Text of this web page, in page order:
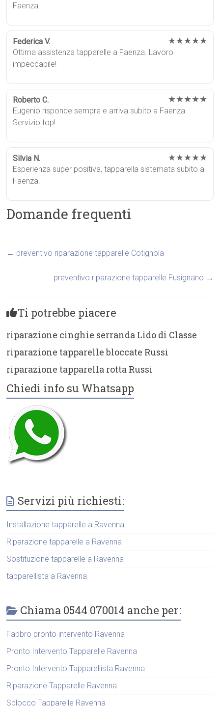
Faenza.
Federica V. ★★★★★
Ottima assistenza tapparelle a Faenza. Lavoro
impeccabile!
Roberto C. ★★★★★
Eugenio risponde sempre e arriva subito a Faenza.
Servizio top!
Silvia N. ★★★★★
Esperienza super positiva, tapparella sistemata subito a
Faenza.
Domande frequenti
← preventivo riparazione tapparelle Cotignola
preventivo riparazione tapparelle Fusignano →
Ti potrebbe piacere
riparazione cinghie serranda Lido di Classe
riparazione tapparelle bloccate Russi
riparazione tapparella rotta Russi
Chiedi info su Whatsapp
Servizi più richiesti:
Installazione tapparelle a Ravenna
Riparazione tapparelle a Ravenna
Sostituzione tapparelle a Ravenna
tapparellista a Ravenna
Chiama 0544 070014 anche per:
Fabbro pronto intervento Ravenna
Pronto Intervento Tapparelle Ravenna
Pronto Intervento Tapparellista Ravenna
Riparazione Tapparelle Ravenna
Sblocco Tapparelle Ravenna